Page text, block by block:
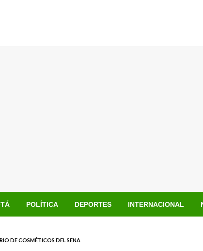
POLÍTICA DEPORTES INTERNACIONAL
DE COSMÉTICOS DEL SENA